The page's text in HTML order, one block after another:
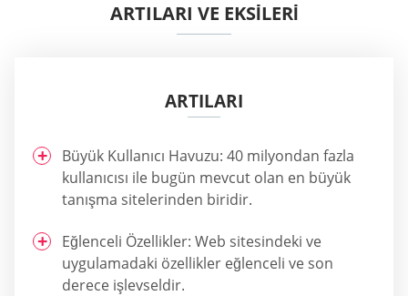
ARTILARI VE EKSİLERİ
ARTILARI
Büyük Kullanıcı Havuzu: 40 milyondan fazla
kullanıcısı ile bugün mevcut olan en büyük
tanışma sitelerinden biridir.
Eğlenceli Özellikler: Web sitesindeki ve
uygulamadaki özellikler eğlenceli ve son
derece işlevseldir.